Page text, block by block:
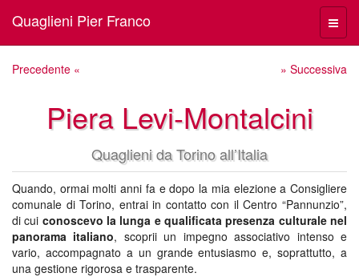
Menù
Quaglieni Pier Franco
Precedente « » Successiva
Piera Levi-Montalcini
Quaglieni da Torino all’Italia
Quando, ormai molti anni fa e dopo la mia elezione a Consigliere
comunale di Torino, entrai in contatto con il Centro “Pannunzio”,
di cui conoscevo la lunga e qualificata presenza culturale nel
panorama italiano, scoprii un impegno associativo intenso e
vario, accompagnato a un grande entusiasmo e, soprattutto, a
una gestione rigorosa e trasparente.